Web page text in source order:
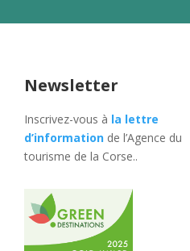
Newsletter
Inscrivez-vous à la lettre
d’information de l’Agence du
tourisme de la Corse..